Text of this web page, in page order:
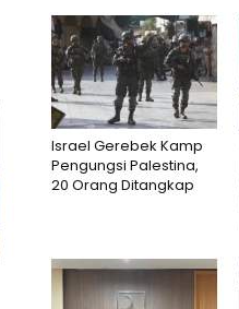
Israel Gerebek Kamp
Pengungsi Palestina,
20 Orang Ditangkap